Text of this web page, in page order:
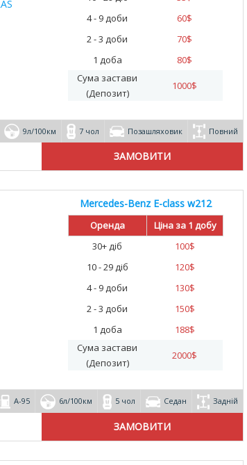
4 - 9 доби
60$
2 - 3 доби
70$
1 доба
80$
Сума застави
(Депозит)
1000$
9л/100км 7 чол Позашляховик Повний
Mercedes-Benz E-class w212
AMG 2015
Оренда
Ціна за 1 добу
30+ діб
100$
10 - 29 діб
120$
4 - 9 доби
130$
2 - 3 доби
150$
1 доба
188$
Сума застави
(Депозит)
2000$
А-95 6л/100км 5 чол Седан Задній